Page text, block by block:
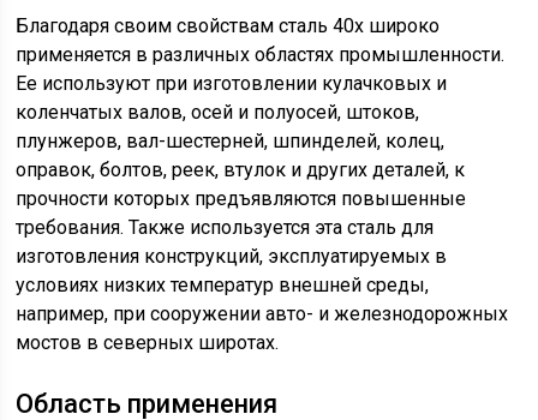
Благодаря своим свойствам сталь 40х широко
применяется в различных областях промышленности.
Ее используют при изготовлении кулачковых и
коленчатых валов, осей и полуосей, штоков,
плунжеров, вал-шестерней, шпинделей, колец,
оправок, болтов, реек, втулок и других деталей, к
прочности которых предъявляются повышенные
требования. Также используется эта сталь для
изготовления конструкций, эксплуатируемых в
условиях низких температур внешней среды,
например, при сооружении авто- и железнодорожных
мостов в северных широтах.
Область применения